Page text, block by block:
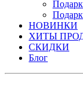
НОВИНКИ
ХИТЫ
СКИДКИ
Блог